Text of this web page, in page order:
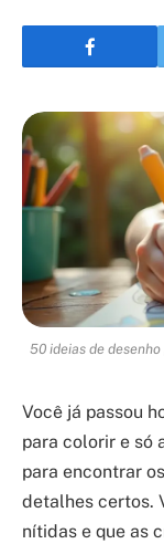
50 ideias de
Você já passou
para colorir e só
para encontrar
detalhes certos.
nítidas e que as